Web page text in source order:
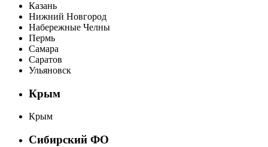
Казань
Нижний Новгород
Набережные Челны
Пермь
Самара
Саратов
Ульяновск
Крым
Крым
Сибирский ФО